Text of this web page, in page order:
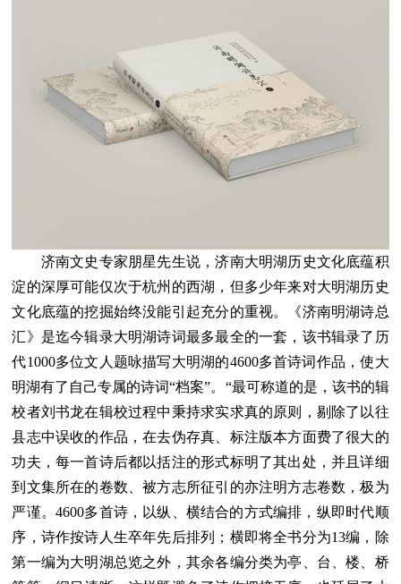
济南文史专家朋星先生说，济南大明湖历史文化底蕴积
淀的深厚可能仅次于杭州的西湖，但多少年来对大明湖历史
文化底蕴的挖掘始终没能引起充分的重视。《济南明湖诗总
汇》是迄今辑录大明湖诗词最多最全的一套，该书辑录了历
代1000多位文人题咏描写大明湖的4600多首诗词作品，使大
明湖有了自己专属的诗词“档案”。“最可称道的是，该书的辑
校者刘书龙在辑校过程中秉持求实求真的原则，剔除了以往
县志中误收的作品，在去伪存真、标注版本方面费了很大的
功夫，每一首诗后都以括注的形式标明了其出处，并且详细
到文集所在的卷数、被方志所征引的亦注明方志卷数，极为
严谨。4600多首诗，以纵、横结合的方式编排，纵即时代顺
序，诗作按诗人生卒年先后排列；横即将全书分为13编，除
第一编为大明湖总览之外，其余各编分类为亭、台、楼、桥